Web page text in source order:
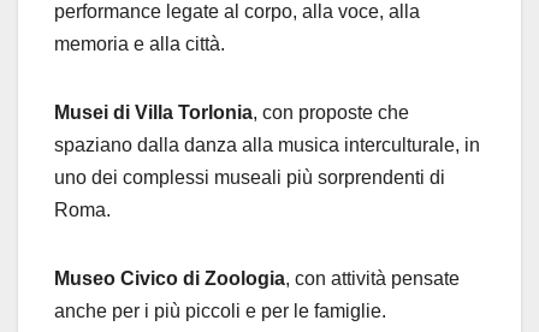
performance legate al corpo, alla voce, alla
memoria e alla città.
Musei di Villa Torlonia, con proposte che
spaziano dalla danza alla musica interculturale, in
uno dei complessi museali più sorprendenti di
Roma.
Museo Civico di Zoologia, con attività pensate
anche per i più piccoli e per le famiglie.